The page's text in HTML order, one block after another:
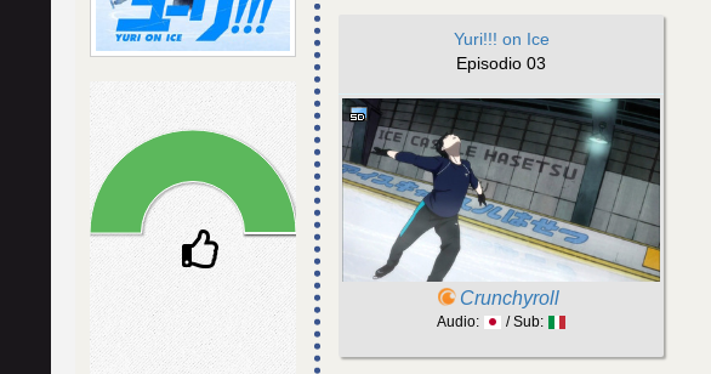
Yuri!!! on Ice
Episodio 03
Crunchyroll
Audio: / Sub: